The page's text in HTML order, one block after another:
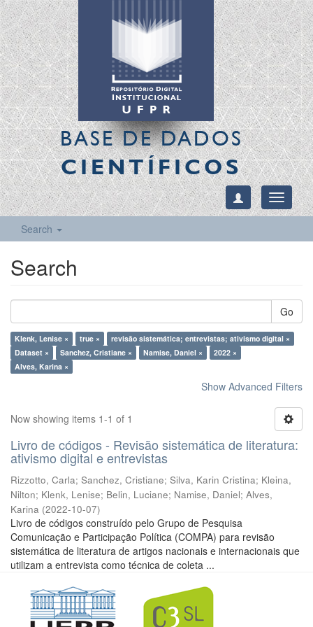
BASE DE DADOS
CIENTÍFICOS
Toggle
Search
Search
Go
Klenk, Lenise × true ×
revisão sistemática; entrevistas; ativismo digital ×
Dataset ×
Sanchez, Cristiane × Namise, Daniel ×
2022 ×
Alves, Karina ×
Show Advanced Filters
Now showing items 1-1 of 1
Livro de códigos - Revisão sistemática de literatura:
ativismo digital e entrevistas
Rizzotto, Carla; Sanchez, Cristiane; Silva, Karin Cristina; Kleina,
Nilton; Klenk, Lenise; Belin, Luciane; Namise, Daniel; Alves,
Karina (2022-10-07)
Livro de códigos construído pelo Grupo de Pesquisa
Comunicação e Participação Política (COMPA) para revisão
sistemática de literatura de artigos nacionais e internacionais que
utilizam a entrevista como técnica de coleta ...